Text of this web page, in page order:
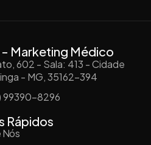
- Marketing Médico
602 - Sala: 413 - Cidade
- MG, 35162-394
99390-8296
Rápidos
Nós